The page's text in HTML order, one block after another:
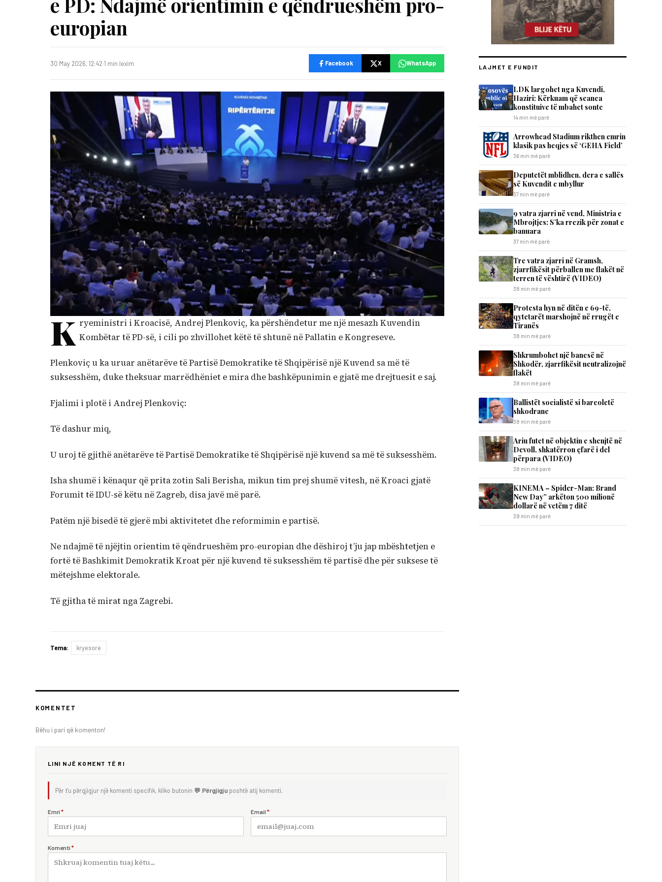
europian
30 May 2026, 12:42·1 min lexim Facebook X WhatsApp
K ryeministri i Kroacisë, Andrej Plenkoviç, ka përshëndetur me një mesazh Kuvendin
Kombëtar të PD-së, i cili po zhvillohet këtë të shtunë në Pallatin e Kongreseve.
Plenkoviç u ka uruar anëtarëve të Partisë Demokratike të Shqipërisë një Kuvend sa më të
suksesshëm, duke theksuar marrëdhëniet e mira dhe bashkëpunimin e gjatë me drejtuesit e saj.
Fjalimi i plotë i Andrej Plenkoviç:
Të dashur miq,
U uroj të gjithë anëtarëve të Partisë Demokratike të Shqipërisë një kuvend sa më të suksesshëm.
Isha shumë i kënaqur që prita zotin Sali Berisha, mikun tim prej shumë vitesh, në Kroaci gjatë
Forumit të IDU-së këtu në Zagreb, disa javë më parë.
Patëm një bisedë të gjerë mbi aktivitetet dhe reformimin e partisë.
Ne ndajmë të njëjtin orientim të qëndrueshëm pro-europian dhe dëshiroj t’ju jap mbështetjen e
fortë të Bashkimit Demokratik Kroat për një kuvend të suksesshëm të partisë dhe për suksese të
mëtejshme elektorale.
Të gjitha të mirat nga Zagrebi.
Tema: kryesore
KOMENTET
Bëhu i pari që komenton!
LINI NJË KOMENT TË RI
Për t'u përgjigjur një komenti specifik, kliko butonin 💬 Përgjigju poshtë atij komenti.
Emri * Email *
Komenti *
LAJMET E FUNDIT
LDK largohet nga Kuvendi,
Haziri: Kërkuam që seanca
konstituive të mbahet sonte
14 min më parë
Arrowhead Stadium rikthen emrin
klasik pas heqjes së ‘GEHA Field’
36 min më parë
Deputetët mblidhen, dera e sallës
së Kuvendit e mbyllur
37 min më parë
9 vatra zjarri në vend, Ministria e
Mbrojtjes: S’ka rrezik për zonat e
banuara
37 min më parë
Tre vatra zjarri në Gramsh,
zjarrfikësit përballen me flakët në
terren të vështirë (VIDEO)
38 min më parë
Protesta hyn në ditën e 69-të,
qytetarët marshojnë në rrugët e
Tiranës
38 min më parë
Shkrumbohet një banesë në
Shkodër, zjarrfikësit neutralizojnë
flakët
38 min më parë
Ballistët socialistë si barcoletë
shkodrane
38 min më parë
Ariu futet në objektin e shenjtë në
Devoll, shkatërron çfarë i del
përpara (VIDEO)
38 min më parë
KINEMA – Spider-Man: Brand
New Day” arkëton 500 milionë
dollarë në vetëm 7 ditë
39 min më parë